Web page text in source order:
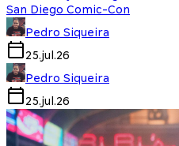
San Diego Comic-Con
Pedro Siqueira
25.jul.26
Pedro Siqueira
25.jul.26